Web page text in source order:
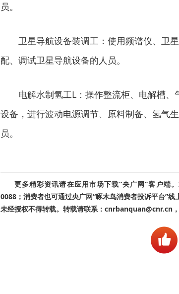
员。
卫星导航设备装调工：使用频谱仪、卫
配、调试卫星导航设备的人员。
电解水制氢工L：操作整流柜、电解槽
设备，进行波动电源调节、原料制备、氢气
员。
更多精彩资讯请在应用市场下载“央广网”客户端
0088；消费者也可通过央广网“啄木鸟消费者投诉平台”
未经授权不得转载。转载请联系：cnrbanquan@cnr.cn，